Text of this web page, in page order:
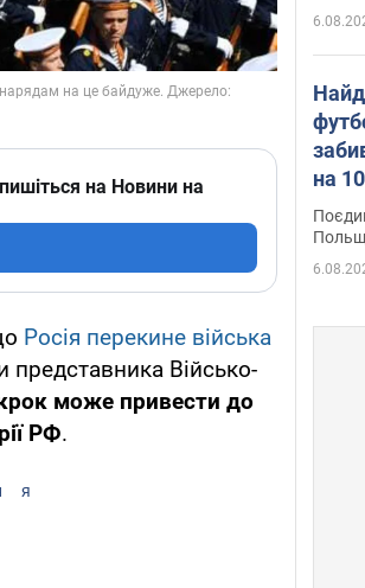
на Новини на
Росія перекине війська
представника Військо-
може привести до
РФ.
на
Відео